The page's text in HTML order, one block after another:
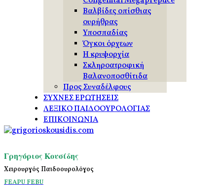
Βαλβίδες οπίσθιας
ουρήθρας
Υποσπαδίας
Όγκοι όρχεων
Η κρυψορχία
Σκληροατροφική
Βαλανοποσθίτιδα
Προς Συναδέλφους
ΣΥΧΝΕΣ ΕΡΩΤΗΣΕΙΣ
ΛΕΞΙΚΟ ΠΑΙΔΟΟΥΡΟΛΟΓΙΑΣ
ΕΠΙΚΟΙΝΩΝΙΑ
Γρηγόριος Κουσίδης
Χειρουργός Παιδοουρολόγος
FEAPUFEBU